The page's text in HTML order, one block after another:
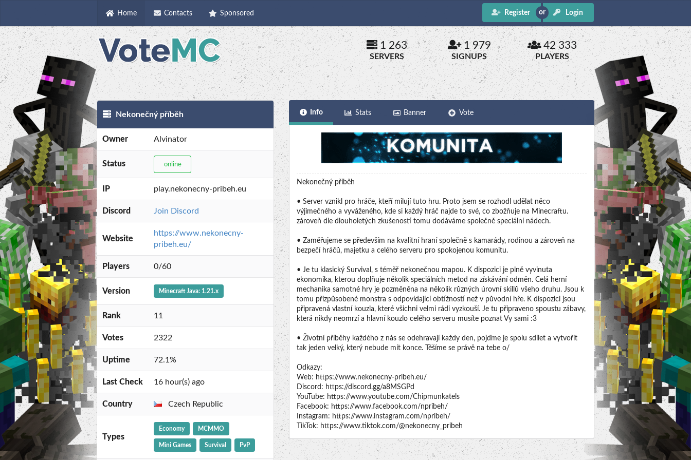
Home Contacts Sponsored Register Login
1 263
SERVERS
1 979
SIGNUPS
42 333
PLAYERS
Nekonečný příběh
Owner Alvinator
Status online
IP play.nekonecny-pribeh.eu
Discord Join Discord
Website
https://www.nekonecny-
pribeh.eu/
Players 0/60
Version Minecraft Java: 1.21.x
Rank 11
Votes 2322
Uptime 72.1%
Last Check 16 hour(s) ago
Country Czech Republic
Types
Economy MCMMO
Mini Games Survival PvP
Info Stats Banner Vote
Nekonečný příběh
• Server vznikl pro hráče, kteří milují tuto hru. Proto jsem se rozhodl udělat něco
výjimečného a vyváženého, kde si každý hráč najde to své, co zbožňuje na Minecraftu.
zároveň dle dlouholetých zkušeností tomu dodáváme společně speciální nádech.
• Zaměřujeme se především na kvalitní hraní společně s kamarády, rodinou a zároveň na
bezpečí hráčů, majetku a celého serveru pro spokojenou komunitu.
• Je tu klasický Survival, s téměř nekonečnou mapou. K dispozici je plně vyvinuta
ekonomika, kterou doplňuje několik speciálních metod na získávání odměn. Celá herní
mechanika samotné hry je pozměněna na několik různých úrovní skillů všeho druhu. Jsou k
tomu přizpůsobené monstra s odpovídající obtížností než v původní hře. K dispozici jsou
připravená vlastní kouzla, které všichni velmi rádi vyzkouší. Je tu připraveno spoustu zábavy,
která nikdy neomrzí a hlavní kouzlo celého serveru musíte poznat Vy sami :3
• Životní příběhy každého z nás se odehravají každy den, pojďme je spolu sdílet a vytvořit
tak jeden velký, který nebude mít konce. Těšíme se právě na tebe o/
Odkazy:
Web: https://www.nekonecny-pribeh.eu/
Discord: https://discord.gg/a8MSGPd
YouTube: https://www.youtube.com/Chipmunkatels
Facebook: https://www.facebook.com/npribeh/
Instagram: https://www.instagram.com/npribeh/
TikTok: https://www.tiktok.com/@nekonecny_pribeh